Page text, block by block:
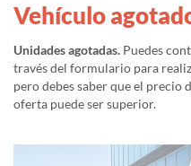
Vehículo
Unidades agotadas. Puedes
través del formulario para
pero debes saber que el precio
oferta puede ser superior.